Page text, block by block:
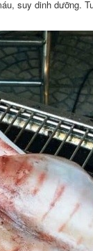
suy dinh dưỡng.